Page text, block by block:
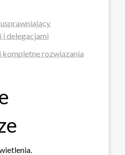
i delegacjami
rozwiązania